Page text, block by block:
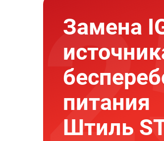
Замена
питания
Штиль